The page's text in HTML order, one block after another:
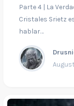
Parte 4 | La
Cristales Srietz
hablar…